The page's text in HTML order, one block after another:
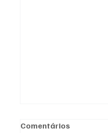
Comentários